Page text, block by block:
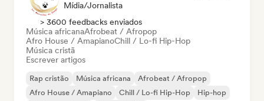
Mídia/Jornalista
> 3600 feedbacks enviados
Música africanaAfrobeat / Afropop
Afro House / AmapianoChill / Lo-fi Hip-Hop
Música cristã
Escrever artigos
Rap cristão Música africana
Afrobeat / Afropop
Afro House / Amapiano
Chill / Lo-fi Hip-Hop
Hip-hop